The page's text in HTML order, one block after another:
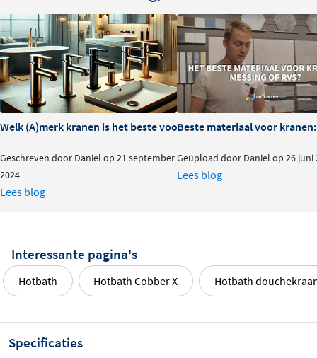
Welk (A)merk kranen is het beste voor je badkamer?
Geschreven door Daniel op 21 september
2024
Lees blog
Beste materiaal voor kranen:
Geüpload door Daniel op 26 juni
Lees blog
Interessante pagina's
Hotbath Hotbath Cobber X Hotbath
Specificaties